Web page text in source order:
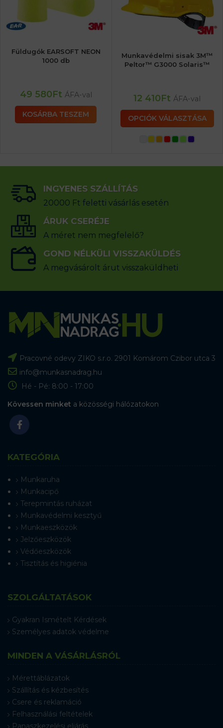
Füldugók EARSOFT NEON
1000 db
49 580Ft ÁFA-val
KOSÁRBA TESZEM
Munkavédelmi sisak 3M™
Peltor™ G3000 Solaris™
12 410Ft ÁFA-val
OPCIÓK VÁLASZTÁSA
INGYENES SZÁLLÍTÁS
20000 Ft feletti vásárlás esetén
ÁRUK CSERÉJE
A méret nem megfelelő?
GOND NÉLKÜLI VISSZAKÜLDÉS
A megvásárolt árut visszaküldheti
Pracovné odevy ZIKO s.r.o. 2901 Komárom Czibor utca 3
info@munkasnadrag.hu
Hé - Pé: 8:00 - 17:00
Kövessen minket a közösségi hálózatokon
KATEGÓRIA
Munkaruha
Munkacipő
Terepmintás ruházat
Munkavédelmi kesztyű
Munkaeszközök
Jelzőeszközök
Védőeszközök
Tisztítás és higiénia
SZOLGÁLTATÁSOK
Gyakran Ismételt Kérdések
Személyes adatok védelme
MINDEN A VÁSÁRLÁSRÓL
Mérettáblázatok
Szállítás és kézbesítés
Csere és reklamáció
Felhasználási feltételek
Panaszkezelési eljárás